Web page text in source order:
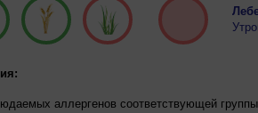
аллергенов соответствующей